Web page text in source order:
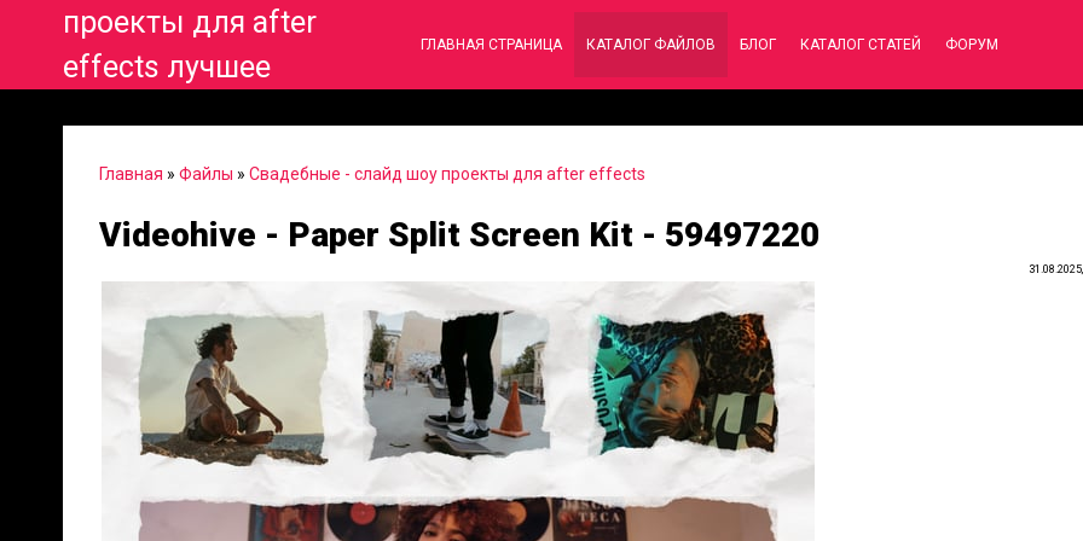
проекты для after
effects лучшее
ГЛАВНАЯ СТРАНИЦА КАТАЛОГ ФАЙЛОВ БЛОГ КАТАЛОГ СТАТЕЙ ФОРУМ
Главная » Файлы » Свадебные - слайд шоу проекты для after effects
Videohive - Paper Split Screen Kit - 59497220